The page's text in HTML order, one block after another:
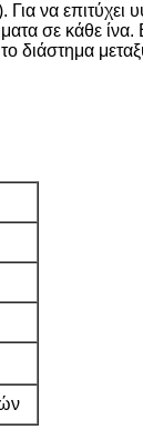
να
σε κάθε
διάστημα